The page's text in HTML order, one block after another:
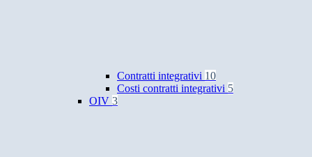
Contratti integrativi 10
Costi contratti integrativi 5
OIV 3